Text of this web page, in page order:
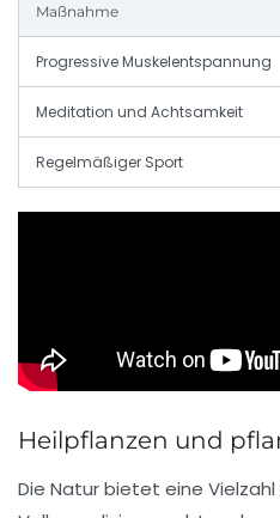
Maßnahme
Progressive Muskelentspannung
Meditation und Achtsamkeit
Regelmäßiger Sport
Heilpflanzen und
Die Natur bietet eine